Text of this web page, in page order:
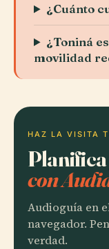
¿Cuánto
¿Toniná
movilidad
HAZ LA VISITA
Planifica
con
Audioguía en
navegador.
verdad.